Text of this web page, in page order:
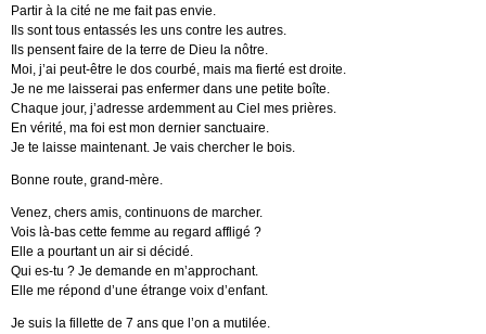
Partir à la cité ne me fait pas envie.
Ils sont tous entassés les uns contre les autres.
Ils pensent faire de la terre de Dieu la nôtre.
Moi, j’ai peut-être le dos courbé, mais ma fierté est droite.
Je ne me laisserai pas enfermer dans une petite boîte.
Chaque jour, j’adresse ardemment au Ciel mes prières.
En vérité, ma foi est mon dernier sanctuaire.
Je te laisse maintenant. Je vais chercher le bois.
Bonne route, grand-mère.
Venez, chers amis, continuons de marcher.
Vois là-bas cette femme au regard affligé ?
Elle a pourtant un air si décidé.
Qui es-tu ? Je demande en m’approchant.
Elle me répond d’une étrange voix d’enfant.
Je suis la fillette de 7 ans que l’on a mutilée.